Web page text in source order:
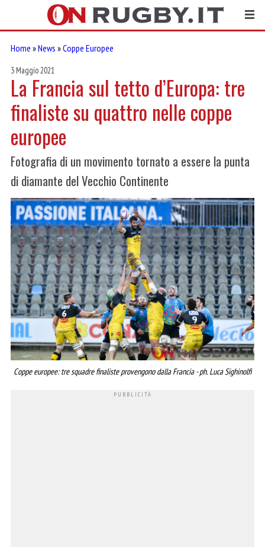
Home »News »Coppe Europee
3 Maggio 2021
La Francia sul tetto d’Europa: tre
finaliste su quattro nelle coppe
europee
Fotografia di un movimento tornato a essere la punta
di diamante del Vecchio Continente
Coppe europee: tre squadre finaliste provengono dalla Francia - ph. Luca Sighinolfi